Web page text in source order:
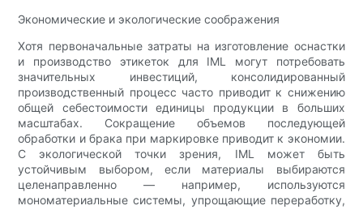
Экономические и экологические соображения
Хотя первоначальные затраты на изготовление оснастки
и производство этикеток для IML могут потребовать
значительных инвестиций, консолидированный
производственный процесс часто приводит к снижению
общей себестоимости единицы продукции в больших
масштабах. Сокращение объемов последующей
обработки и брака при маркировке приводит к экономии.
С экологической точки зрения, IML может быть
устойчивым выбором, если материалы выбираются
целенаправленно — например, используются
мономатериальные системы, упрощающие переработку,